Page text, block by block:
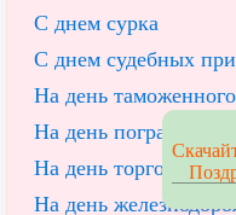
С днем сурка
С днем судебных
На день
На день пограничника
На день торговли
На день